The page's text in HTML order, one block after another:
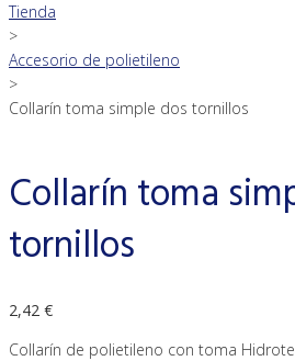
Tienda
>
Accesorio de polietileno
>
Collarín toma simple dos tornillos
Collarín toma
tornillos
2,42 €
Collarín de polietileno con toma